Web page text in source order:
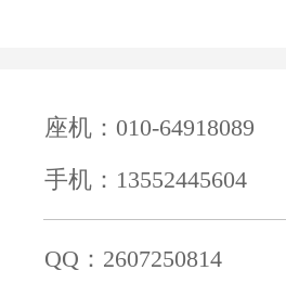
座机：010-64918089
手机：13552445604
QQ：2607250814